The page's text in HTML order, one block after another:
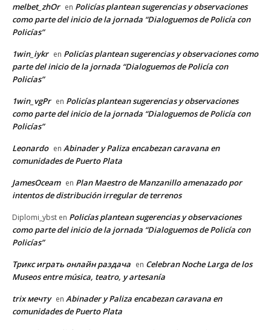
melbet_zhOr en Policías plantean sugerencias y observaciones
como parte del inicio de la jornada “Dialoguemos de Policía con
Policías”
1win_iykr en Policías plantean sugerencias y observaciones como
parte del inicio de la jornada “Dialoguemos de Policía con
Policías”
1win_vgPr en Policías plantean sugerencias y observaciones
como parte del inicio de la jornada “Dialoguemos de Policía con
Policías”
Leonardo en Abinader y Paliza encabezan caravana en
comunidades de Puerto Plata
JamesOceam en Plan Maestro de Manzanillo amenazado por
intentos de distribución irregular de terrenos
Diplomi_ybst en Policías plantean sugerencias y observaciones
como parte del inicio de la jornada “Dialoguemos de Policía con
Policías”
Трикс играть онлайн раздача en Celebran Noche Larga de los
Museos entre música, teatro, y artesanía
trix мечту en Abinader y Paliza encabezan caravana en
comunidades de Puerto Plata